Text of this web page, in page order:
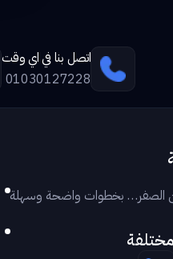
اتصل بنا في اي وقت
01030127228
من الصفر… بخطوات واضحة وسهلة